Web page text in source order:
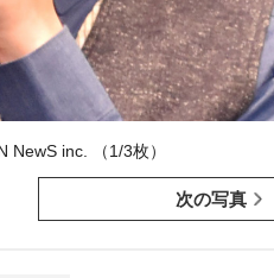
NewS inc. （1/3枚）
次の写真